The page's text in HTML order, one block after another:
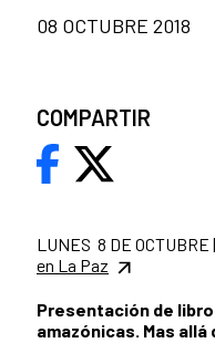
LUNES 8 DE OCTUBRE
en La Paz
Presentación de
amazónicas. Mas
08 OCTUBRE 2018
COMPARTIR